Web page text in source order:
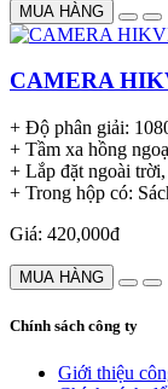
MUA HÀNG
CAMERA
+ Độ phân giải:
+ Tầm xa hồng
+ Lắp đặt ngoài
+ Trong hộp có:
Giá: 420,000đ
MUA HÀNG
Chính sách công ty
Giới thiệu